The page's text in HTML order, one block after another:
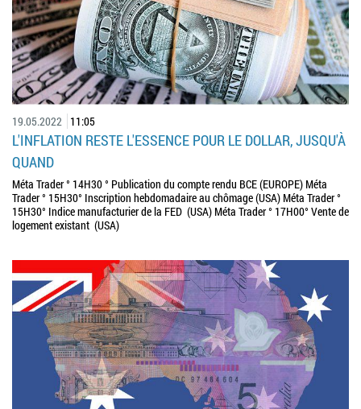
19.05.2022 11:05
L'INFLATION RESTE L'ESSENCE POUR LE DOLLAR, JUSQU'À
QUAND
Méta Trader ° 14H30 ° Publication du compte rendu BCE (EUROPE) Méta
Trader ° 15H30° Inscription hebdomadaire au chômage (USA) Méta Trader °
15H30° Indice manufacturier de la FED (USA) Méta Trader ° 17H00° Vente de
logement existant (USA)